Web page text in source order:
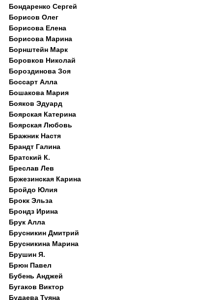
Бондаренко Сергей
Борисов Олег
Борисова Елена
Борисова Марина
Борнштейн Марк
Боровков Николай
Бороздинова Зоя
Боссарт Алла
Бошакова Мария
Бояков Эдуард
Боярская Катерина
Боярская Любовь
Бражник Настя
Брандт Галина
Братский К.
Бреслав Лев
Бржезинская Карина
Бройдо Юлия
Брокк Эльза
Брондз Ирина
Брук Алла
Брусникин Дмитрий
Брусникина Марина
Брушин Я.
Брюн Павел
Бубень Анджей
Бугаков Виктор
Будаева Туяна